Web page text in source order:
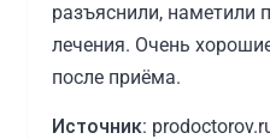
разъяснили, наметили
лечения. Очень
после приёма.
Источник: